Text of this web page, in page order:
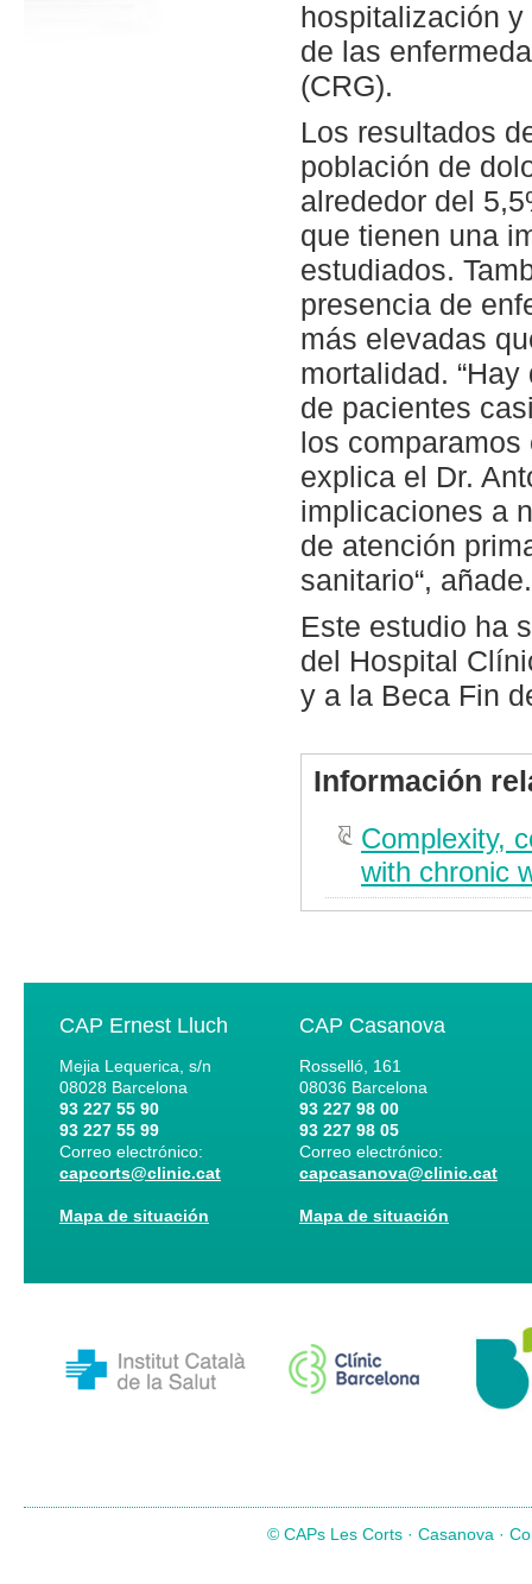
hospitalización
de las
(CRG).
Los resultados
población de
alrededor del
que tienen una
estudiados.
presencia de
más elevadas
mortalidad.
de pacientes
los
explica el Dr.
implicaciones a
de atención
sanitario“, añade.
Este estudio ha
del Hospital
y a la Beca Fin
Información
Complexity,
with chronic
CAP Ernest Lluch
Mejia Lequerica, s/n
08028 Barcelona
93 227 55 90
93 227 55 99
Correo electrónico:
capcorts@clinic.cat
Mapa de situación
CAP Casanova
Rosselló, 161
08036 Barcelona
93 227 98 00
93 227 98 05
Correo electrónico:
capcasanova@clinic.cat
Mapa de situación
© CAPs Les Corts · Casanova ·